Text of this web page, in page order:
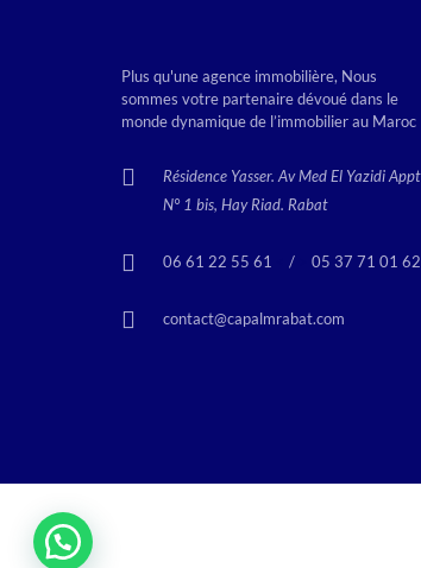
Plus qu'une agence immobilière, Nous
sommes votre partenaire dévoué dans le
monde dynamique de l’immobilier au Maroc
Résidence Yasser. Av Med El Yazidi Appt
N° 1 bis, Hay Riad. Rabat
06 61 22 55 61 / 05 37 71 01 62
contact@capalmrabat.com